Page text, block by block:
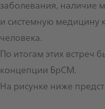
заболевания, наличие
и системную медицину
человека.
По итогам этих встреч
концепции БрСМ.
На рисунке ниже